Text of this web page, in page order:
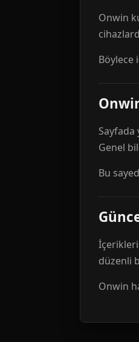
Onwin
Böylece
Genel
Bu
düzenli
Onwin